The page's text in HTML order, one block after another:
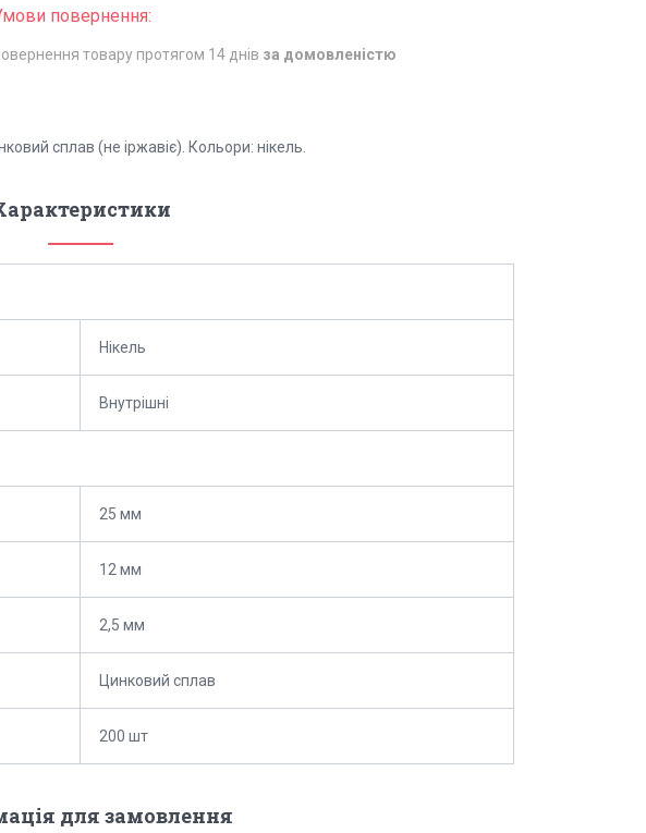
товару протягом 14 днів за домовленістю
сплав (не іржавіє). Кольори: нікель.
Нікель
Внутрішні
25 мм
12 мм
2,5 мм
Цинковий сплав
200 шт
для замовлення